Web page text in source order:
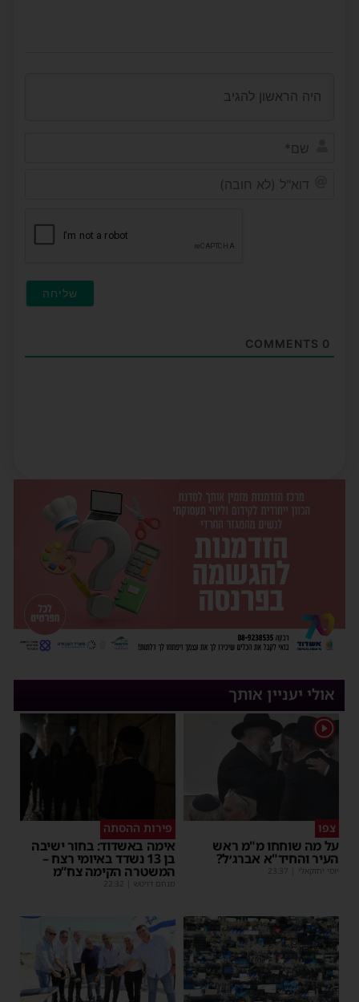
0
אולי יעניין אותך
1
צפו
על מה שוחחו מ"מ ראש
העיר והחיד"א אברג׳ל?
יוסי יחזקאלי 23:37
פירות ההסתה
אימה באשדוד: בחור ישיבה
בן 13 נשדד באיומי רצח –
המשטרה הקימה צח”מ
מנחם דויטש 22:32